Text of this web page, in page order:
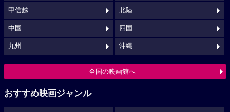
甲信越 北陸
中国 四国
九州 沖縄
全国の映画館へ
おすすめ映画ジャンル